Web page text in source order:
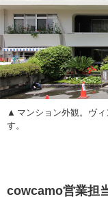
マンション外観。ヴ
す。
cowcamo営業担